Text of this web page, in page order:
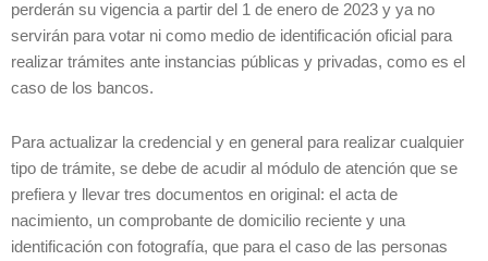
perderán su vigencia a partir del 1 de enero de 2023 y ya no
servirán para votar ni como medio de identificación oficial para
realizar trámites ante instancias públicas y privadas, como es el
caso de los bancos.
Para actualizar la credencial y en general para realizar cualquier
tipo de trámite, se debe de acudir al módulo de atención que se
prefiera y llevar tres documentos en original: el acta de
nacimiento, un comprobante de domicilio reciente y una
identificación con fotografía, que para el caso de las personas